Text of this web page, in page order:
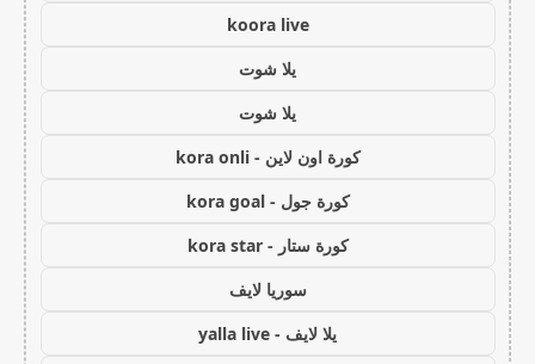
koora live
يلا شوت
يلا شوت
كورة اون لاين - kora onli
كورة جول - kora goal
كورة ستار - kora star
سوريا لايف
يلا لايف - yalla live